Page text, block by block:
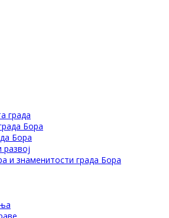
града
Бора
Бора
развој
и знаменитости града Бора